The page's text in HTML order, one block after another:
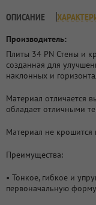
ОПИСАНИЕ
Производитель:
Плиты 34 PN Стены и
созданная для
наклонных и
Материал отличается
обладает отличными
Материал не крошится
Преимущества:
• Тонкое, гибкое и
первоначальную